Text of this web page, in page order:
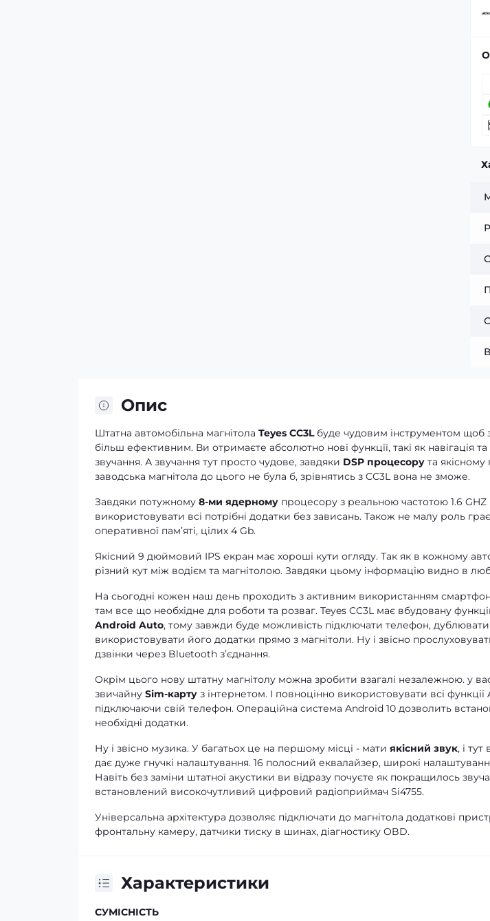
Опис
Штатна автомобільна магнітола Teyes CC3Lбуде чудовим інструментом щоб
більш ефективним. Ви отримаєте абсолютно нові функції, такі як навігація
звучання. А звучання тут просто чудове, завдяки DSP процесору та
заводська магнітола до цього не була б, зрівнятись з CC3L вона не зможе.
Завдяки потужному 8-ми ядерному процесору з реальною частотою 1.6 GHZ
використовувати всі потрібні додатки без зависань. Також не малу роль грає
оперативної памʼяті, цілих 4 Gb.
Якісний 9 дюймовий IPS екран має хороші кути огляду. Так як в кожному
різний кут між водієм та магнітолою. Завдяки цьому інформацію видно в
На сьогодні кожен наш день проходить з активним використанням
там все що необхідне для роботи та розваг. Teyes CC3L має вбудовану
Android Auto, тому завжди буде можливість підключати телефон,
використовувати його додатки прямо з магнітоли. Ну і звісно
дзвінки через Bluetooth зʼєднання.
Окрім цього нову штатну магнітолу можна зробити взагалі незалежною. у
звичайну Sim-карту з інтернетом. І повноцінно використовувати всі функції
підключаючи свій телефон. Операційна система Android 10 дозволить
необхідні додатки.
Ну і звісно музика. У багатьох це на першому місці - мати якісний звук, і тут
дає дуже гнучкі налаштування. 16 полосний еквалайзер, широкі
Навіть без заміни штатної акустики ви відразу почуєте як покращилось
встановлений високочутливий цифровий радіоприймач Si4755.
Універсальна архітектура дозволяє підключати до магнітола додаткові
фронтальну камеру, датчики тиску в шинах, діагностику OBD.
Характеристики
СУМІСНІСТЬ